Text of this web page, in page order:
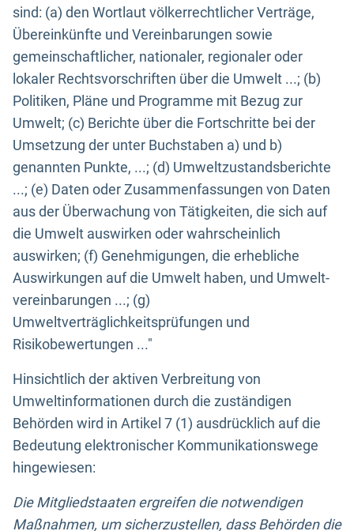
sind: (a) den Wortlaut völkerrechtlicher Verträge,
Übereinkünfte und Vereinbarungen sowie
gemeinschaftlicher, nationaler, regionaler oder
lokaler Rechtsvorschriften über die Umwelt ...; (b)
Politiken, Pläne und Programme mit Bezug zur
Umwelt; (c) Berichte über die Fortschritte bei der
Umsetzung der unter Buchstaben a) und b)
genannten Punkte, ...; (d) Umweltzustandsberichte
...; (e) Daten oder Zusammenfassungen von Daten
aus der Überwachung von Tätigkeiten, die sich auf
die Umwelt auswirken oder wahrscheinlich
auswirken; (f) Genehmigungen, die erhebliche
Auswirkungen auf die Umwelt haben, und Umwelt-
vereinbarungen ...; (g)
Umweltverträglichkeitsprüfungen und
Risikobewertungen ..."
Hinsichtlich der aktiven Verbreitung von
Umweltinformationen durch die zuständigen
Behörden wird in Artikel 7 (1) ausdrücklich auf die
Bedeutung elektronischer Kommunikationswege
hingewiesen:
Die Mitgliedstaaten ergreifen die notwendigen
Maßnahmen, um sicherzustellen, dass Behörden die